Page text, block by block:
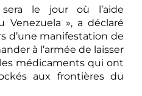
le jour où l’aide
Venezuela », a déclaré
d’une manifestation de
à l’armée de laisser
médicaments qui ont
aux frontières du